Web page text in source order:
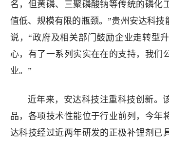
名，但黄磷、三聚磷酸钠等传统的磷化
值低、规模有限的瓶颈。”贵州安达科
说，“政府及相关部门鼓励企业走转型
心，有了一系列实实在在的支持，我们
业。”
近年来，安达科技注重科技创新。
品，各项技术性能位于行业前列，今年
达科技经过近两年研发的正极补锂剂已